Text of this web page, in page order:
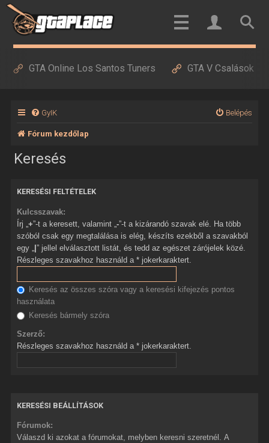
GTA Online Los Santos Tuners GTA V Csalások
GyIK Belépés
Fórum kezdőlap
Keresés
KERESÉSI FELTÉTELEK
Kulcsszavak:
Írj „ +”-t a keresett, valamint „ -”-t a kizárandó szavak elé. Ha több
szóból csak egy megtalálása is elég, készíts ezekből a szavakból
egy „ |” jellel elválasztott listát, és tedd az egészet zárójelek közé.
Részleges szavakhoz használd a * jokerkaraktert.
Keresés az összes szóra vagy a keresési kifejezés pontos
használata
Keresés bármely szóra
Szerző:
Részleges szavakhoz használd a * jokerkaraktert.
KERESÉSI BEÁLLÍTÁSOK
Fórumok:
Válaszd ki azokat a fórumokat, melyben keresni szeretnél. A